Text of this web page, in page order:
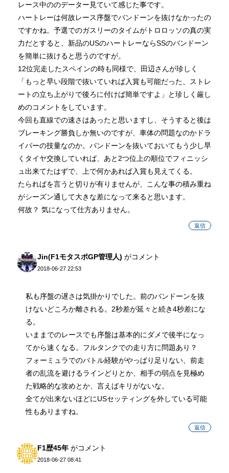
レース中ののデーター見ていて感じた事です。
ハートレーは何故レース序盤でバンドーンを抜けなかったの
ですかね。予選でのガスリーのタイムがトロロッソの真の実
力だとすると、新品のUSのハートレーならSSのバンドーン
を簡単に抜けると思うのですが。
12位完走したスペインの時も同様で、田辺さんが珍しく
「もっと早い段階で抜いていれば入賞も可能だった、ストレ
ートの立ち上がりで後ろに付けば簡単ですよ」と珍しく厳し
めのコメントをしています。
今回も直線での速さはあったと思いますし、そうすると後は
ブレーキング勝負しか無いのですが、車体の問題なのかドラ
イバーの技量なのか。バンドーンを抜いておいてもう少し早
くタイヤ交換していれば、あと2つ位上の順位でフィニッシ
ュ出来てたはずで、上で何かあれば入賞も見えてくる。
たらればを言うと切りが有りませんが、こんな事の積み重ね
がシーズン通して大きな差になって来ると思います。
何故？ 気になって仕方ありません。
返信
Jin(F1モタスポGP管理人) がコメント
2018-06-27 22:53
私も序盤の遅さは気掛かりでした。前のバンドーンを抜
けないどころか離される。2秒差が延々と続き4秒差にな
る。
いままでのレースでも序盤は基本的にダメで後半になっ
てから速くなる。フルタンクでの走り方に問題あり？
フォーミュラでのバトル経験がやっぱり足りない、前走
者の乱流を避けるラインどりとか、相手の弱点を見極め
た戦略的な攻めとか、言えばキリがないな。
全てが出来ないほどにUSセッティングを外している可能
性もありますね。
返信
F1歴45年 がコメント
2018-06-27 08:41